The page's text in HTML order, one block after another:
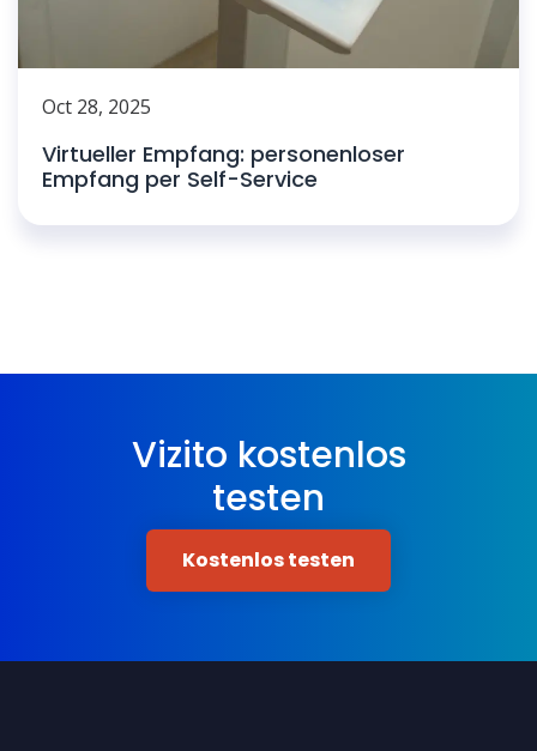
Oct 28, 2025
Virtueller Empfang: personenloser
Empfang per Self-Service
Vizito kostenlos
testen
Kostenlos testen